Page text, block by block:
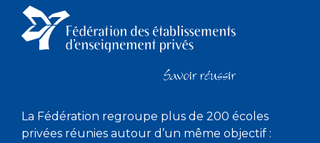
La Fédération regroupe plus de 200 écoles
privées réunies autour d’un même objectif :